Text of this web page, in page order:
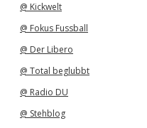
@ Kickwelt
@ Fokus Fussball
@ Der Libero
@ Total beglubbt
@ Radio DU
@ Stehblog